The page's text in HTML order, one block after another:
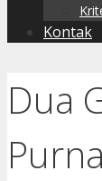
Kontak
Dua